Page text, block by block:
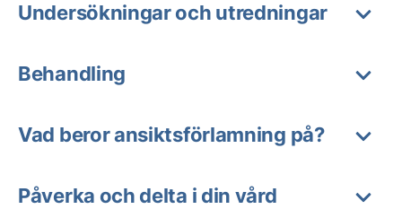
Undersökningar och utredningar
Behandling
Vad beror ansiktsförlamning på?
Påverka och delta i din vård